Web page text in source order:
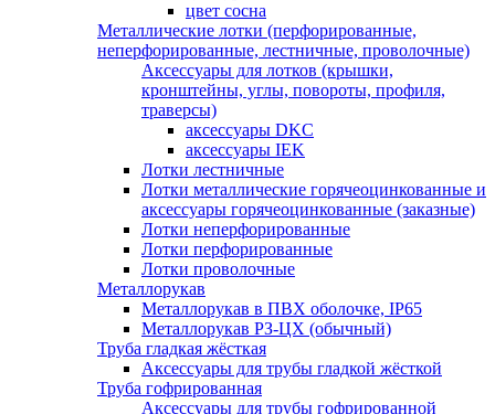
цвет сосна
Металлические лотки (перфорированные,
неперфорированные, лестничные, проволочные)
Аксессуары для лотков (крышки,
кронштейны, углы, повороты, профиля,
траверсы)
аксессуары DKC
аксессуары IEK
Лотки лестничные
Лотки металлические горячеоцинкованные и
аксессуары горячеоцинкованные (заказные)
Лотки неперфорированные
Лотки перфорированные
Лотки проволочные
Металлорукав
Металлорукав в ПВХ оболочке, IP65
Металлорукав РЗ-ЦХ (обычный)
Труба гладкая жёсткая
Аксессуары для трубы гладкой жёсткой
Труба гофрированная
Аксессуары для трубы гофрированной